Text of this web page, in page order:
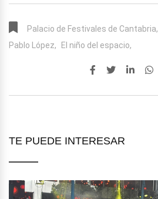
Palacio de Festivales de Cantabria,
Pablo López,
El niño del espacio,
TE PUEDE INTERESAR